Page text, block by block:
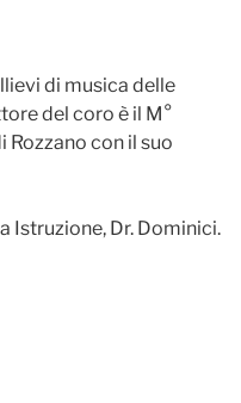
di musica delle
del coro è il M°
Rozzano con il suo
Istruzione, Dr. Dominici.